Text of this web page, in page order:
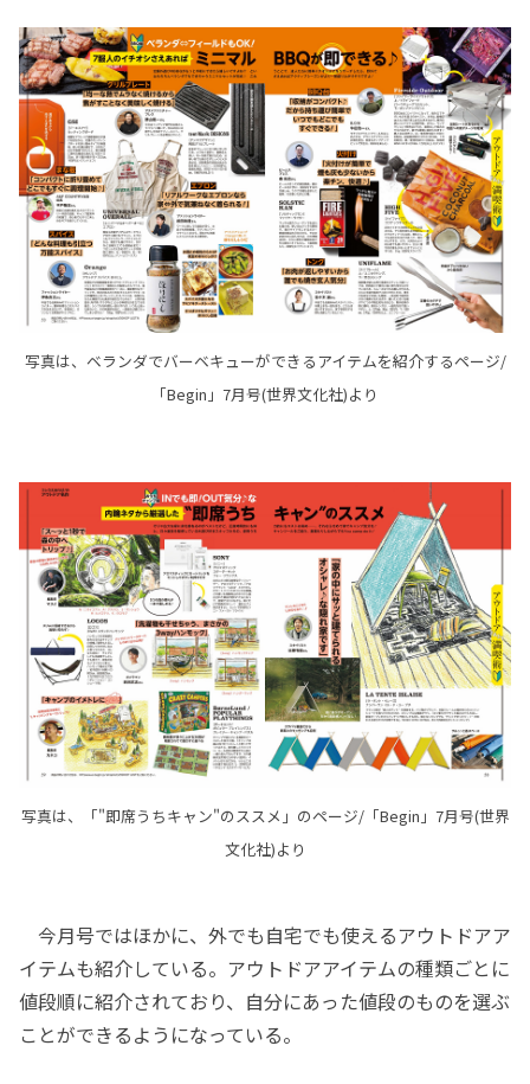
写真は、ベランダでバーベキューができるアイテムを紹介するページ/
「Begin」7月号(世界文化社)より
写真は、「"即席うちキャン"のススメ」のページ/「Begin」7月号(世界
文化社)より
今月号ではほかに、外でも自宅でも使えるアウトドアア
イテムも紹介している。アウトドアアイテムの種類ごとに
値段順に紹介されており、自分にあった値段のものを選ぶ
ことができるようになっている。